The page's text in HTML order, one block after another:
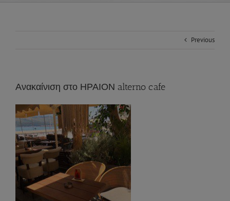
Previous
Ανακαίνιση στο ΗΡΑΙΟΝ alterno cafe